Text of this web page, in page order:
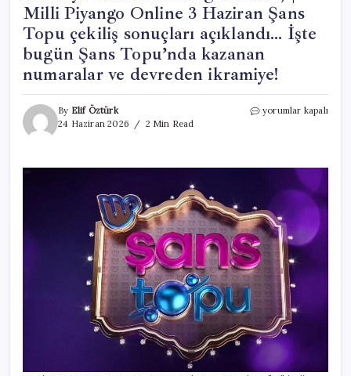
Milli Piyango Online 3 Haziran Şans
Topu çekiliş sonuçları açıklandı… İşte
bugün Şans Topu’nda kazanan
numaralar ve devreden ikramiye!
By Elif Öztürk
24 Haziran 2026
2 Min Read
24
Sorgulama
Ekranı
tek
tıkla
hızlı
ikramiye
sonucu
listesi
görüntüle)
Milli
Piyango
yorumlar kapalı